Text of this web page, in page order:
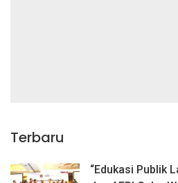
Terbaru
“Edukasi Publik